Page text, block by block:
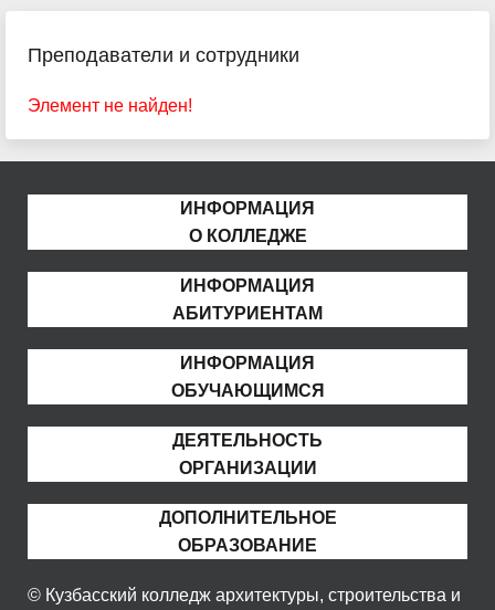
Преподаватели и сотрудники
Элемент не найден!
ИНФОРМАЦИЯ
О КОЛЛЕДЖЕ
ИНФОРМАЦИЯ
АБИТУРИЕНТАМ
ИНФОРМАЦИЯ
ОБУЧАЮЩИМСЯ
ДЕЯТЕЛЬНОСТЬ
ОРГАНИЗАЦИИ
ДОПОЛНИТЕЛЬНОЕ
ОБРАЗОВАНИЕ
© Кузбасский колледж архитектуры, строительства и